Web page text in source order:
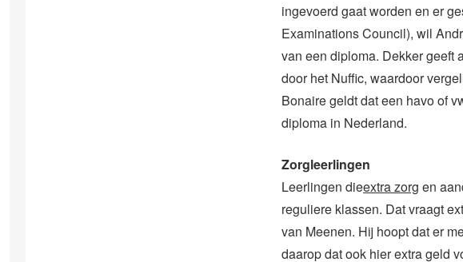
ingevoerd gaat worden en er
Examinations Council), wil
van een diploma. Dekker geeft
door het Nuffic, waardoor
Bonaire geldt dat een havo of
diploma in Nederland.
Zorgleerlingen
Leerlingen dieextra zorg en
reguliere klassen. Dat vraagt
van Meenen. Hij hoopt dat er
daarop dat ook hier extra geld